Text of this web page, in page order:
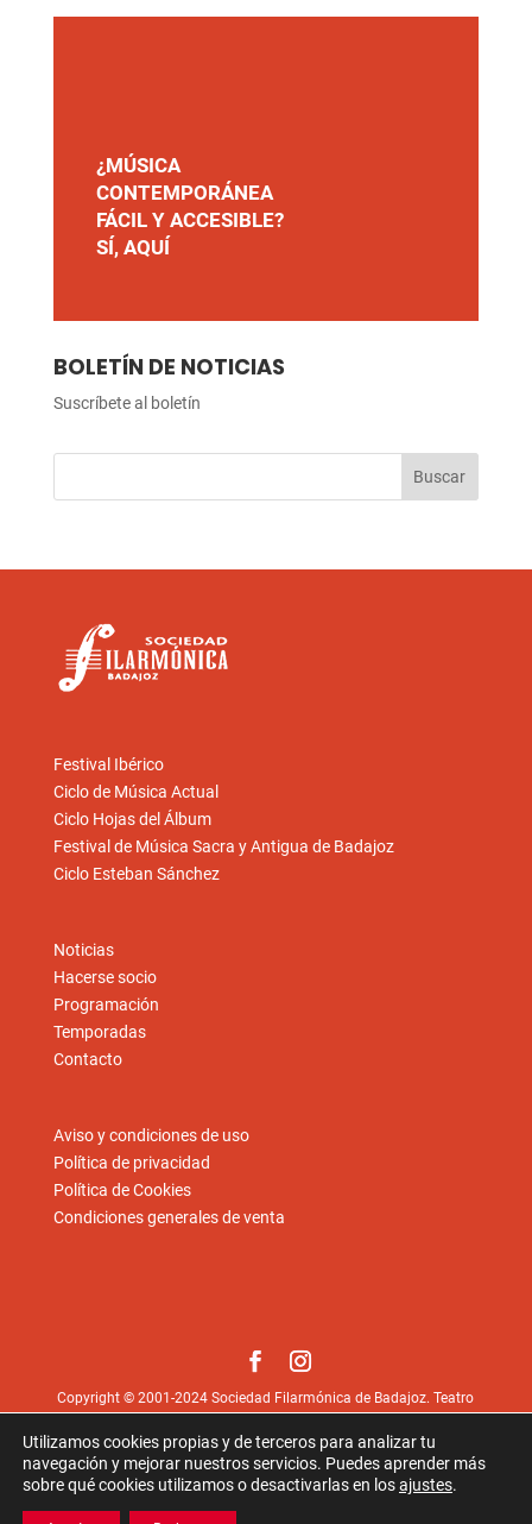
¿MÚSICA
CONTEMPORÁNEA
FÁCIL Y ACCESIBLE?
SÍ, AQUÍ
BOLETÍN DE NOTICIAS
Suscríbete al boletín
Festival Ibérico
Ciclo de Música Actual
Ciclo Hojas del Álbum
Festival de Música Sacra y Antigua de Badajoz
Ciclo Esteban Sánchez
Noticias
Hacerse socio
Programación
Temporadas
Contacto
Aviso y condiciones de uso
Política de privacidad
Política de Cookies
Condiciones generales de venta
Copyright © 2001-2024 Sociedad Filarmónica de Badajoz. Teatro
Fotos © Juan Hernández juan-hernandez.esexcepto las
aportadas por los artistas.
Utilizamos cookies propias y de terceros para analizar tu
navegación y mejorar nuestros servicios. Puedes aprender más
sobre qué cookies utilizamos o desactivarlas en losajustes.